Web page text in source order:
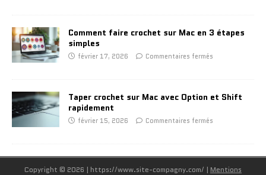
Comment faire crochet sur Mac en 3 étapes
simples
février 17, 2026 Commentaires fermés
Taper crochet sur Mac avec Option et Shift
rapidement
février 15, 2026 Commentaires fermés
Copyright © 2026 | https://www.site-compagny.com/ | Mentions